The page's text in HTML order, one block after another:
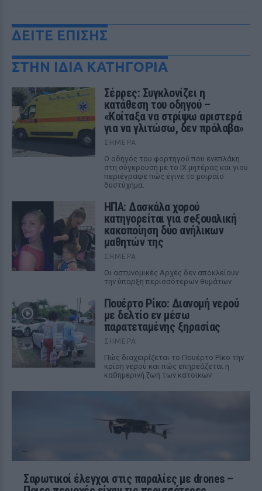
ΔΕΙΤΕ ΕΠΙΣΗΣ
ΣΤΗΝ ΙΔΙΑ ΚΑΤΗΓΟΡΙΑ
Σέρρες: Συγκλονίζει η
κατάθεση του οδηγού –
«Κοίταξα να στρίψω αριστερά
για να γλιτώσω, δεν πρόλαβα»
ΣΉΜΕΡΑ
Ο οδηγός του φορτηγού που ενεπλάκη
στη σύγκρουση με το ΙΧ μητέρας και γιου
περιέγραψε πώς έγινε το μοιραίο
δυστύχημα.
ΗΠΑ: Δασκάλα χορού
κατηγορείται για σeξουαλική
κακοποίηση δύο ανήλικων
μαθητών της
ΣΉΜΕΡΑ
Οι αστυνομικές Αρχές δεν αποκλείουν
την ύπαρξη περισσότερων θυμάτων
Πουέρτο Ρίκο: Διανομή νερού
με δελτίο εν μέσω
παρατεταμένης ξηρασίας
ΣΉΜΕΡΑ
Πώς διαχειρίζεται το Πουέρτο Ρίκο την
κρίση νερού και πώς επηρεάζεται η
καθημερινή ζωή των κατοίκων
Σαρωτικοί έλεγχοι στις παραλίες με drones –